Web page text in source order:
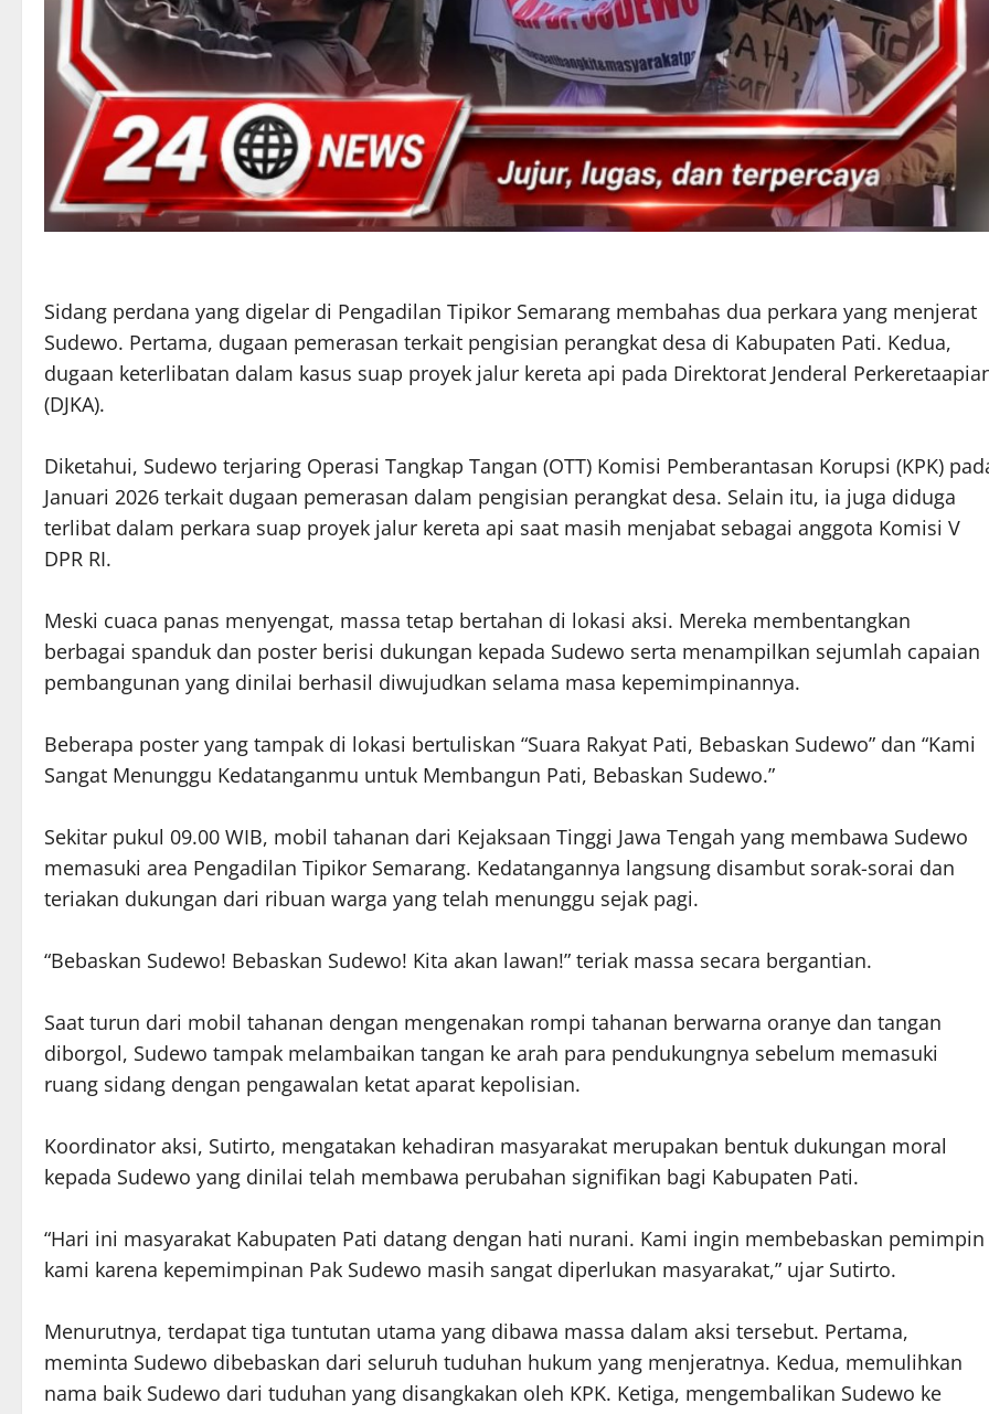
Sidang perdana yang digelar di Pengadilan Tipikor Semarang membahas dua perkara yang menjerat
Sudewo. Pertama, dugaan pemerasan terkait pengisian perangkat desa di Kabupaten Pati. Kedua,
dugaan keterlibatan dalam kasus suap proyek jalur kereta api pada Direktorat Jenderal
(DJKA).
Diketahui, Sudewo terjaring Operasi Tangkap Tangan (OTT) Komisi Pemberantasan Korupsi (KPK)
Januari 2026 terkait dugaan pemerasan dalam pengisian perangkat desa. Selain itu, ia juga diduga
terlibat dalam perkara suap proyek jalur kereta api saat masih menjabat sebagai anggota Komisi V
DPR RI.
Meski cuaca panas menyengat, massa tetap bertahan di lokasi aksi. Mereka membentangkan
berbagai spanduk dan poster berisi dukungan kepada Sudewo serta menampilkan sejumlah capaian
pembangunan yang dinilai berhasil diwujudkan selama masa kepemimpinannya.
Beberapa poster yang tampak di lokasi bertuliskan “Suara Rakyat Pati, Bebaskan Sudewo” dan “Kami
Sangat Menunggu Kedatanganmu untuk Membangun Pati, Bebaskan Sudewo.”
Sekitar pukul 09.00 WIB, mobil tahanan dari Kejaksaan Tinggi Jawa Tengah yang membawa Sudewo
memasuki area Pengadilan Tipikor Semarang. Kedatangannya langsung disambut sorak-sorai dan
teriakan dukungan dari ribuan warga yang telah menunggu sejak pagi.
“Bebaskan Sudewo! Bebaskan Sudewo! Kita akan lawan!” teriak massa secara bergantian.
Saat turun dari mobil tahanan dengan mengenakan rompi tahanan berwarna oranye dan tangan
diborgol, Sudewo tampak melambaikan tangan ke arah para pendukungnya sebelum memasuki
ruang sidang dengan pengawalan ketat aparat kepolisian.
Koordinator aksi, Sutirto, mengatakan kehadiran masyarakat merupakan bentuk dukungan moral
kepada Sudewo yang dinilai telah membawa perubahan signifikan bagi Kabupaten Pati.
“Hari ini masyarakat Kabupaten Pati datang dengan hati nurani. Kami ingin membebaskan pemimpin
kami karena kepemimpinan Pak Sudewo masih sangat diperlukan masyarakat,” ujar Sutirto.
Menurutnya, terdapat tiga tuntutan utama yang dibawa massa dalam aksi tersebut. Pertama,
meminta Sudewo dibebaskan dari seluruh tuduhan hukum yang menjeratnya. Kedua, memulihkan
nama baik Sudewo dari tuduhan yang disangkakan oleh KPK. Ketiga, mengembalikan Sudewo ke